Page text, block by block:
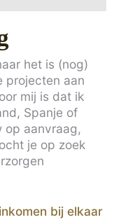
het is (nog)
projecten aan
mij is dat ik
Spanje of
op aanvraag,
je op zoek
bij elkaar